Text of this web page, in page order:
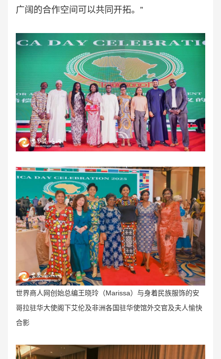
广阔的合作空间可以共同开拓。”
世界商人网创始总编王晓玲（Marissa）与身着民族服饰的安
哥拉驻华大使阁下艾伦及非洲各国驻华使馆外交官及夫人愉快
合影